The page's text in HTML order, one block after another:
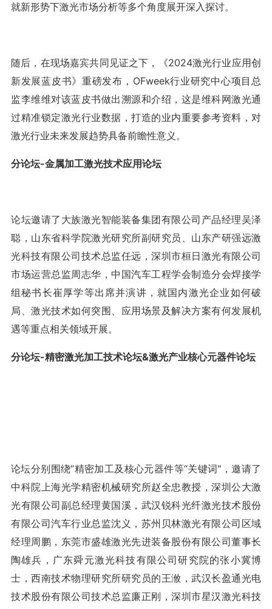
就新形势下激光市场分析等多个角度展开深入探讨。
随后，在现场嘉宾共同见证之下，《2024激光行业应用创
新发展蓝皮书》重磅发布，OFweek行业研究中心项目总
监李维维对该蓝皮书做出溯源和介绍，这是维科网激光通
过精准锁定激光行业数据，打造的业内重要参考资料，对
激光行业未来发展趋势具备前瞻性意义。
分论坛-金属加工激光技术应用论坛
论坛邀请了大族激光智能装备集团有限公司产品经理吴泽
聪，山东省科学院激光研究所副研究员、山东产研强远激
光科技有限公司技术总监任远，深圳市桓日激光有限公司
市场运营总监周志华，中国汽车工程学会制造分会焊接学
组秘书长崔厚学等出席并演讲，就国内激光企业如何破
局、激光技术如何突围、应用场景及解决方案有何发展机
遇等重点相关领域开展。
分论坛-精密激光加工技术论坛&激光产业核心元器件论坛
论坛分别围绕“精密加工及核心元器件等“关键词"，邀请了
中科院上海光学精密机械研究所赵全忠教授，深圳公大激
光有限公司副总经理黄国溪，武汉锐科光纤激光技术股份
有限公司汽车行业总监沈义，苏州贝林激光有限公司区域
经理周鹏，东莞市盛雄激光先进装备股份有限公司董事长
陶雄兵，广东舜元激光科技有限公司研究院的张小冀博
士，西南技术物理研究所研究员的王浟，武汉长盈通光电
技术股份有限公司技术总监廉正刚，深圳市星汉激光科技